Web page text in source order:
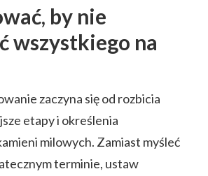
by nie
wszystkiego na
zaczyna się od rozbicia
etapy i określenia
milowych. Zamiast myśleć
terminie, ustaw